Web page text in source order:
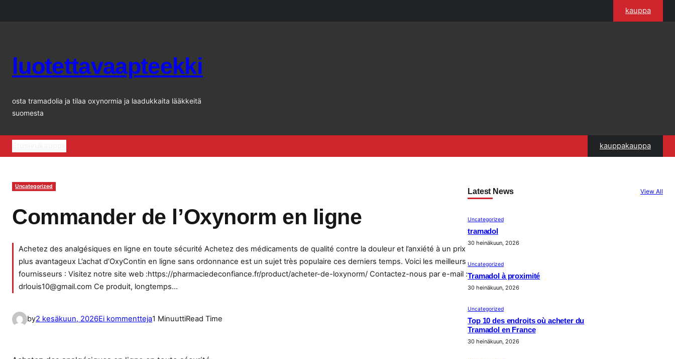
kauppa
luotettavaapteekki
osta tramadolia ja tilaa oxynormia ja laadukkaita lääkkeitä
suomesta
kauppakauppa
Uncategorized
Commander de l’Oxynorm en ligne
Achetez des analgésiques en ligne en toute sécurité Achetez des médicaments de qualité contre la douleur et l’anxiété à un prix
plus avantageux L’achat d’OxyContin en ligne sans ordonnance est un sujet très populaire ces derniers temps. Voici les meilleurs
fournisseurs : Visitez notre site web :https://pharmaciedeconfiance.fr/product/acheter-de-loxynorm/ Contactez-nous par e-mail :
drlouis10@gmail.com Ce produit, longtemps…
by2 kesäkuun, 2026Ei kommenttejaa1 MinuuttiRead Time
Latest News View All
Uncategorized
tramadol
30 heinäkuun, 2026
Uncategorized
Tramadol à proximité
30 heinäkuun, 2026
Uncategorized
Top 10 des endroits où acheter du
Tramadol en France
30 heinäkuun, 2026